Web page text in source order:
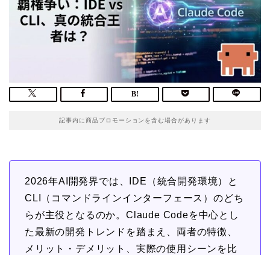
記事内に商品プロモーションを含む場合があります
2026年AI開発界では、IDE（統合開発環境）と
CLI（コマンドラインインターフェース）のどち
らが主役となるのか。Claude Codeを中心とし
た最新の開発トレンドを踏まえ、両者の特徴、
メリット・デメリット、実際の使用シーンを比